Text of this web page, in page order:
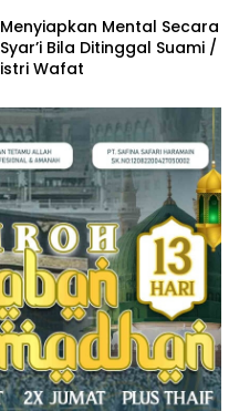
Menyiapkan Mental Secara
Syar’i Bila Ditinggal Suami /
istri Wafat